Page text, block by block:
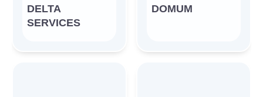
DELTA
SERVICES
DOMUM